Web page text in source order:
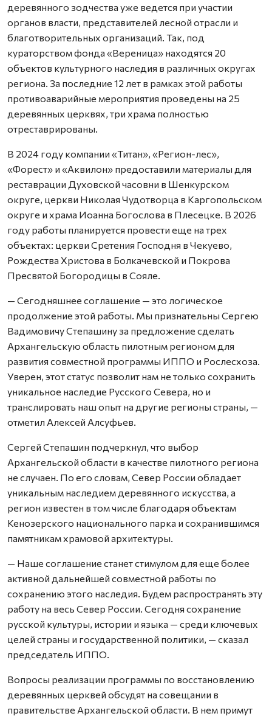
деревянного зодчества уже ведется при участии
органов власти, представителей лесной отрасли и
благотворительных организаций. Так, под
кураторством фонда «Вереница» находятся 20
объектов культурного наследия в различных округах
региона. За последние 12 лет в рамках этой работы
противоаварийные мероприятия проведены на 25
деревянных церквях, три храма полностью
отреставрированы.
В 2024 году компании «Титан», «Регион-лес»,
«Форест» и «Аквилон» предоставили материалы для
реставрации Духовской часовни в Шенкурском
округе, церкви Николая Чудотворца в Каргопольском
округе и храма Иоанна Богослова в Плесецке. В 2026
году работы планируется провести еще на трех
объектах: церкви Сретения Господня в Чекуево,
Рождества Христова в Болкачевской и Покрова
Пресвятой Богородицы в Сояле.
— Сегодняшнее соглашение — это логическое
продолжение этой работы. Мы признательны Сергею
Вадимовичу Степашину за предложение сделать
Архангельскую область пилотным регионом для
развития совместной программы ИППО и Рослесхоза.
Уверен, этот статус позволит нам не только сохранить
уникальное наследие Русского Севера, но и
транслировать наш опыт на другие регионы страны, —
отметил Алексей Алсуфьев.
Сергей Степашин подчеркнул, что выбор
Архангельской области в качестве пилотного региона
не случаен. По его словам, Север России обладает
уникальным наследием деревянного искусства, а
регион известен в том числе благодаря объектам
Кенозерского национального парка и сохранившимся
памятникам храмовой архитектуры.
— Наше соглашение станет стимулом для еще более
активной дальнейшей совместной работы по
сохранению этого наследия. Будем распространять эту
работу на весь Север России. Сегодня сохранение
русской культуры, истории и языка — среди ключевых
целей страны и государственной политики, — сказал
председатель ИППО.
Вопросы реализации программы по восстановлению
деревянных церквей обсудят на совещании в
правительстве Архангельской области. В нем примут